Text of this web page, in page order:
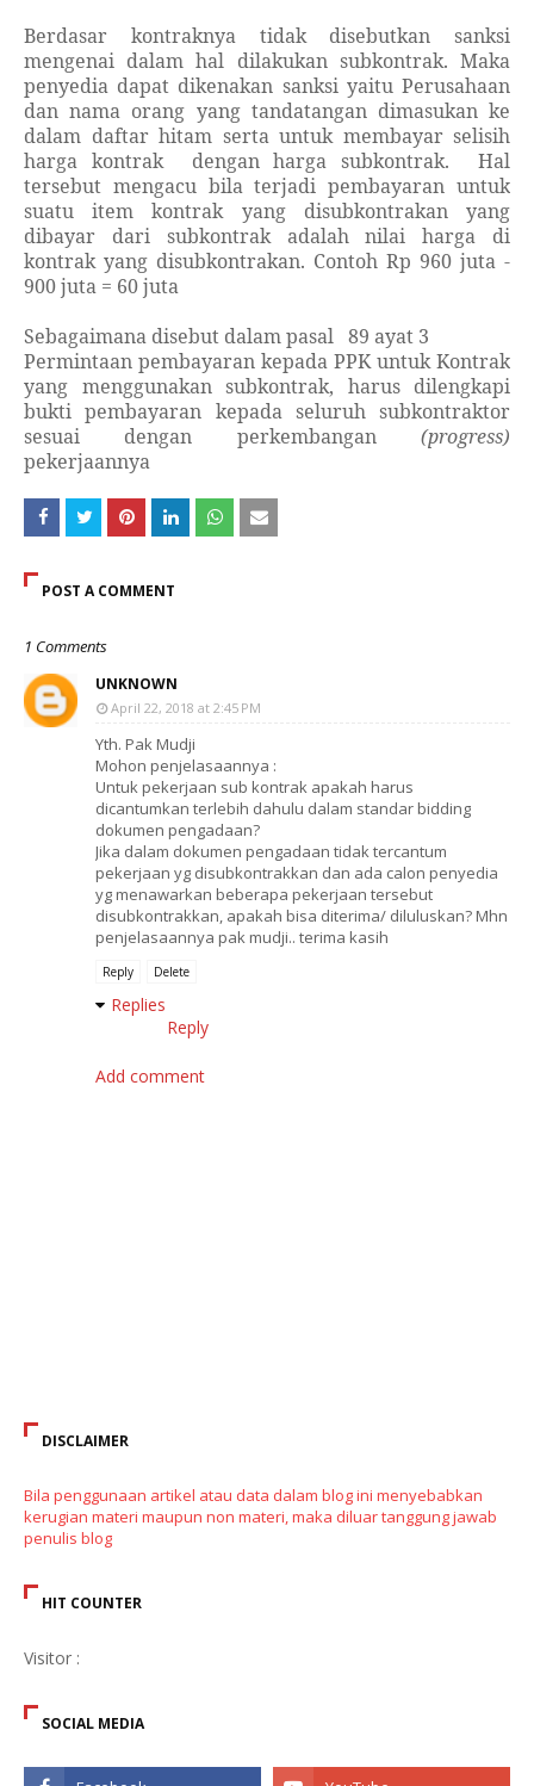
Berdasar kontraknya tidak disebutkan sanksi
mengenai dalam hal dilakukan subkontrak. Maka
penyedia dapat dikenakan sanksi yaitu Perusahaan
dan nama orang yang tandatangan dimasukan ke
dalam daftar hitam serta untuk membayar selisih
harga kontrak
dengan harga subkontrak.
Hal
tersebut mengacu bila terjadi pembayaran untuk
suatu item kontrak yang disubkontrakan yang
dibayar dari subkontrak adalah nilai harga di
kontrak yang disubkontrakan. Contoh Rp 960 juta -
900 juta = 60 juta
Sebagaimana disebut dalam pasal 89 ayat 3
Permintaan pembayaran kepada PPK untuk Kontrak
yang menggunakan subkontrak, harus dilengkapi
bukti pembayaran kepada seluruh subkontraktor
sesuai dengan perkembangan (progress)
pekerjaannya
POST A COMMENT
1 Comments
UNKNOWN
April 22, 2018 at 2:45 PM
Yth. Pak Mudji
Mohon penjelasaannya :
Untuk pekerjaan sub kontrak apakah harus
dicantumkan terlebih dahulu dalam standar bidding
dokumen pengadaan?
Jika dalam dokumen pengadaan tidak tercantum
pekerjaan yg disubkontrakkan dan ada calon penyedia
yg menawarkan beberapa pekerjaan tersebut
disubkontrakkan, apakah bisa diterima/ diluluskan? Mhn
penjelasaannya pak mudji.. terima kasih
Reply Delete
Replies
Reply
Add comment
DISCLAIMER
Bila penggunaan artikel atau data dalam blog ini menyebabkan
kerugian materi maupun non materi, maka diluar tanggung jawab
penulis blog
HIT COUNTER
Visitor :
SOCIAL MEDIA